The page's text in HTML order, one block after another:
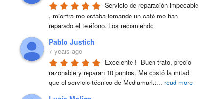
Servicio de reparación impecable
, mientra me estaba tomando un café me han
reparado el teléfono. Los recomiendo
Pablo Justich
7 years ago
Excelente !  Buen trato, precio
razonable y reparan 10 puntos. Me costó la mitad
que el servicio técnico de Mediamarkt... read more